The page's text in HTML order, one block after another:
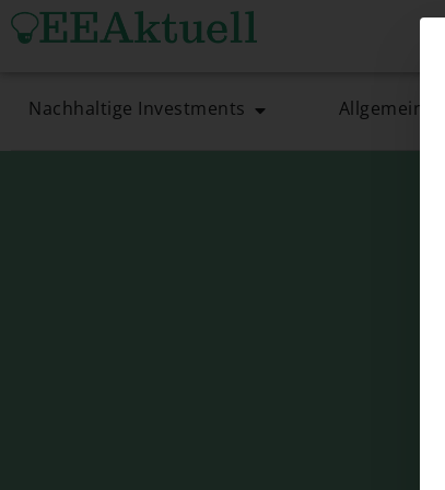
Nachhaltige Investments Allgemein